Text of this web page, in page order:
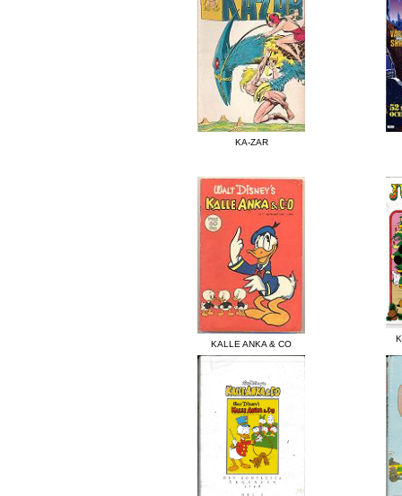
KA-ZAR
KALLE ANKA & CO